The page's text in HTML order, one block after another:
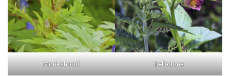
Monkshood Belladona